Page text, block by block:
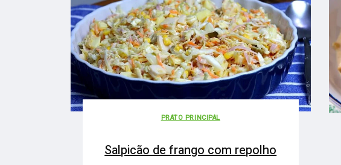
PRATO PRINCIPAL
Salpicão de frango com repolho